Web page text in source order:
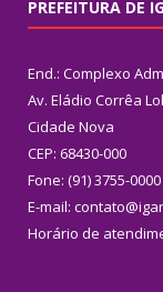
PREFEITURA DE
End.: Complexo
Av. Eládio Corrêa
Cidade Nova
CEP: 68430-000
Fone: (91) 3755-0000
E-mail:
Horário de